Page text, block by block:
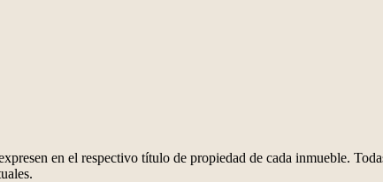
en el respectivo título de propiedad de cada inmueble.